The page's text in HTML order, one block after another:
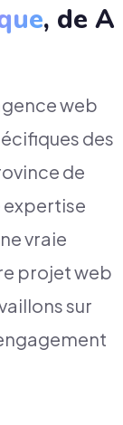
, de A
web
des
de
expertise
vraie
projet web
sur